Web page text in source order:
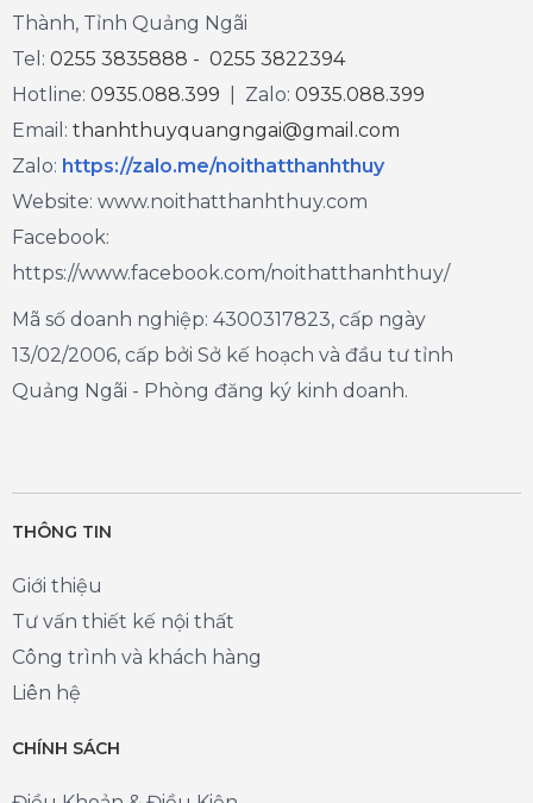
Thành, Tỉnh Quảng Ngãi
Tel: 0255 3835888 - 0255 3822394
Hotline: 0935.088.399 | Zalo: 0935.088.399
Email: thanhthuyquangngai@gmail.com
Zalo: https://zalo.me/noithatthanhthuy
Website: www.noithatthanhthuy.com
Facebook:
https://www.facebook.com/noithatthanhthuy/
Mã số doanh nghiệp: 4300317823, cấp ngày
13/02/2006, cấp bởi Sở kế hoạch và đầu tư tỉnh
Quảng Ngãi - Phòng đăng ký kinh doanh.
THÔNG TIN
Giới thiệu
Tư vấn thiết kế nội thất
Công trình và khách hàng
Liên hệ
CHÍNH SÁCH